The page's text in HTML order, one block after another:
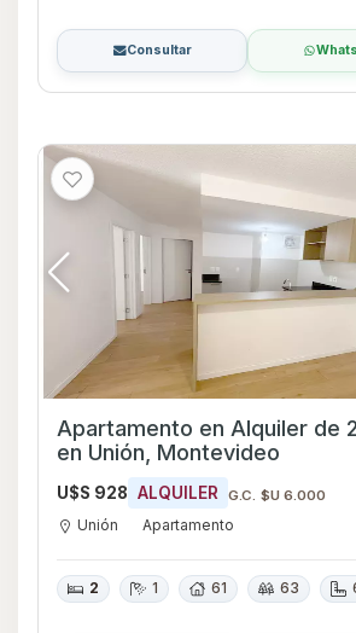
Consultar
Apartamento en Alquiler de
en Unión, Montevideo
U$S 928 ALQUILER G.C. $U 6.000
Unión Apartamento
2 1 61 63